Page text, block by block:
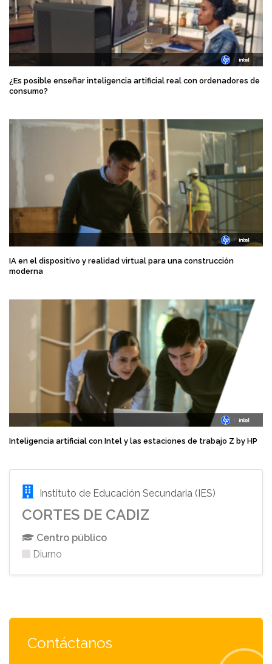
¿Es posible enseñar inteligencia artificial real con ordenadores de
consumo?
IA en el dispositivo y realidad virtual para una construcción
moderna
Inteligencia artificial con Intel y las estaciones de trabajo Z by HP
Instituto de Educación Secundaria (IES)
CORTES DE CADIZ
Centro público
Diurno
Contáctanos